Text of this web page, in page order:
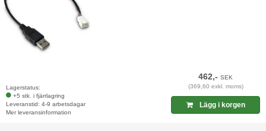
Lagerstatus:
+5 stk. i fjärrlagring
Leveranstid: 4-9 arbetsdagar
Mer leveransinformation
462,-SEK
(369,60 exkl. moms)
Lägg i korgen